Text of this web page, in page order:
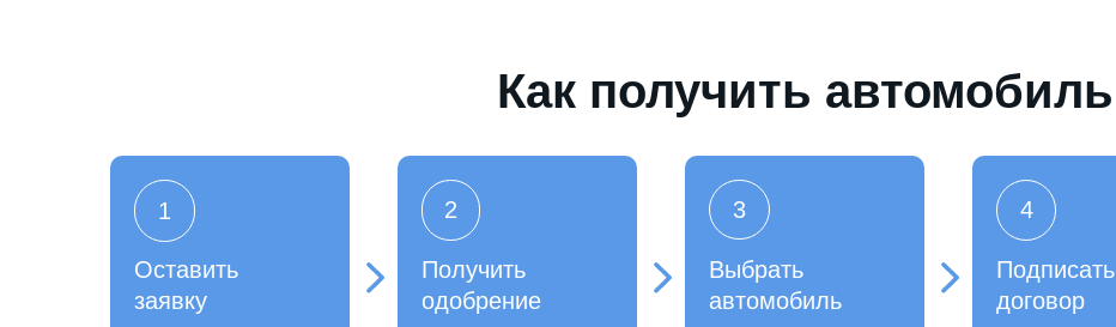
Как получить автомобиль
Подписать
договор
4
Выбрать
автомобиль
3
Получить
одобрение
2
Оставить
заявку
1